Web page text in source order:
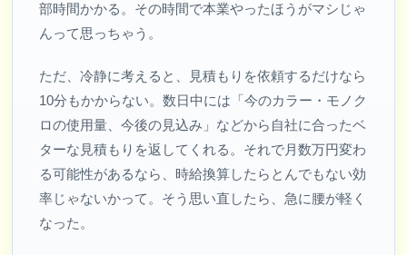
部時間かかる。その時間で本業やったほうがマシじゃ
んって思っちゃう。
ただ、冷静に考えると、見積もりを依頼するだけなら
10分もかからない。数日中には「今のカラー・モノク
ロの使用量、今後の見込み」などから自社に合ったベ
ターな見積もりを返してくれる。それで月数万円変わ
る可能性があるなら、時給換算したらとんでもない効
率じゃないかって。そう思い直したら、急に腰が軽く
なった。